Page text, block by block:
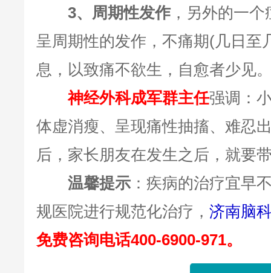
3、周期性发作，另外的一个
呈周期性的发作，不痛期(几日至
息，以致痛不欲生，自愈者少见
神经外科成军群主任强调：
体虚消瘦、呈现痛性抽搐、难忍
后，家长朋友在发生之后，就要
温馨提示 ：疾病的治疗宜早
规医院进行规范化治疗， 济南脑
免费咨询电话400-6900-971。